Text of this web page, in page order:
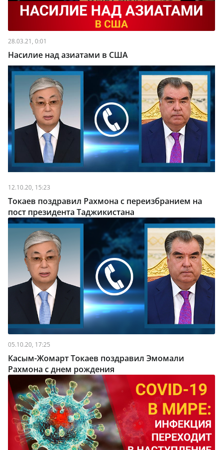
28.03.21, 0:01
Насилие над азиатами в США
12.10.20, 15:23
Токаев поздравил Рахмона с переизбранием на
пост президента Таджикистана
05.10.20, 17:25
Касым-Жомарт Токаев поздравил Эмомали
Рахмона с днем рождения